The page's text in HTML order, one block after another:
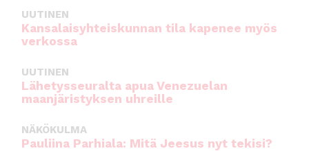
UUTINEN
Kansalaisyhteiskunnan tila kapenee myös
verkossa
UUTINEN
Lähetysseuralta apua Venezuelan
maanjäristyksen uhreille
NÄKÖKULMA
Pauliina Parhiala: Mitä Jeesus nyt tekisi?